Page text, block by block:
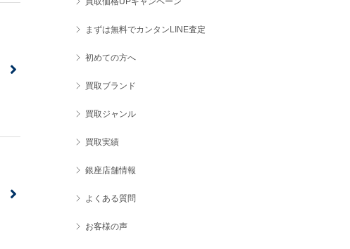
まずは無料でカンタンLINE査定
初めての方へ
買取ブランド
買取ジャンル
買取実績
銀座店舗情報
よくある質問
お客様の声